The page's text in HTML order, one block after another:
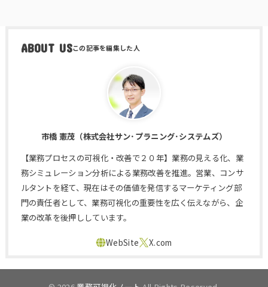
ABOUT US
市橋 憲茂（株式会社サン･プラニング･システムズ）
【業務プロセスの可視化・改善で２０年】業務の見える化、業
務シミュレーション分析による業務改善を推進。営業、コンサ
ルタントを経て、現在はその価値を発信するマーケティング部
門の責任者として、業務可視化の重要性を広く伝えながら、企
業の改革を後押ししています。